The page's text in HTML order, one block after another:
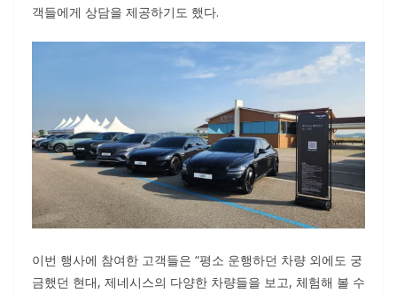
객들에게 상담을 제공하기도 했다.
이번 행사에 참여한 고객들은 “평소 운행하던 차량 외에도 궁
금했던 현대, 제네시스의 다양한 차량들을 보고, 체험해 볼 수